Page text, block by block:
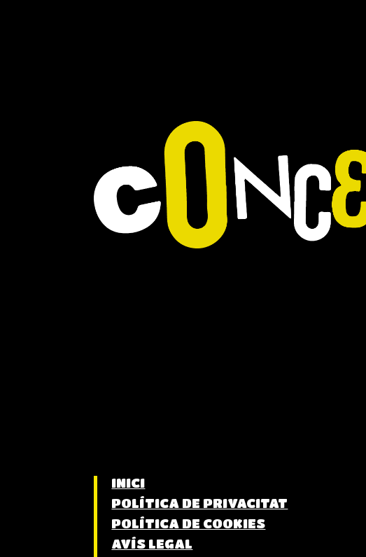
INICI
POLÍTICA DE PRIVACITAT
POLÍTICA DE COOKIES
AVÍS LEGAL